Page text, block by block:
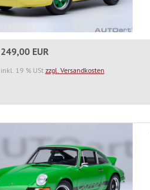
249,00 EUR
inkl. 19 % USt zzgl. Versandkosten